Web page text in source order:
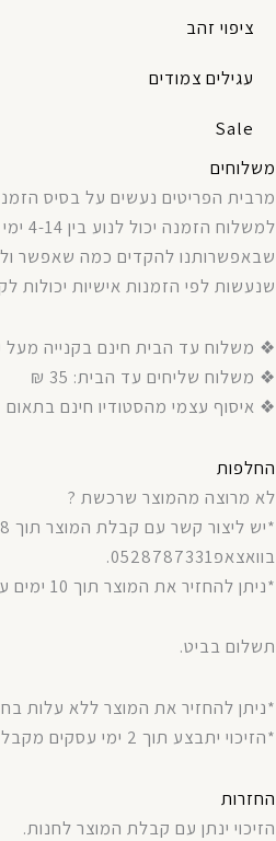
ציפוי זהב
עגילים צמודים
Sale
משלוחים
מרבית הפריטים נעשים על בסיס
למשלוח הזמנה יכול לנוע בין ימי
שבאפשרותנו להקדים כמה שאפשר
שנעשות לפי הזמנות אישיות יכולות
❖ משלוח עד הבית חינם בקנייה מעל 249 ₪
❖ משלוח שליחים עד הבית: 35 ₪
❖ איסוף עצמי מהסטודיו חינם בתאום
החלפות
לא מרוצה מהמוצר שרכשת ?
בוואצאפ0528787331.
*ניתן להחזיר את המוצר תוך 10 ימים עם שליח שלנו ,בעלות 30 ₪
תשלום בביט.
*ניתן להחזיר את המוצר ללא עלות
*הזיכוי יתבצע תוך 2 ימי עסקים מקבלת המוצר.
החזרות
הזיכוי ינתן עם קבלת המוצר לחנות.